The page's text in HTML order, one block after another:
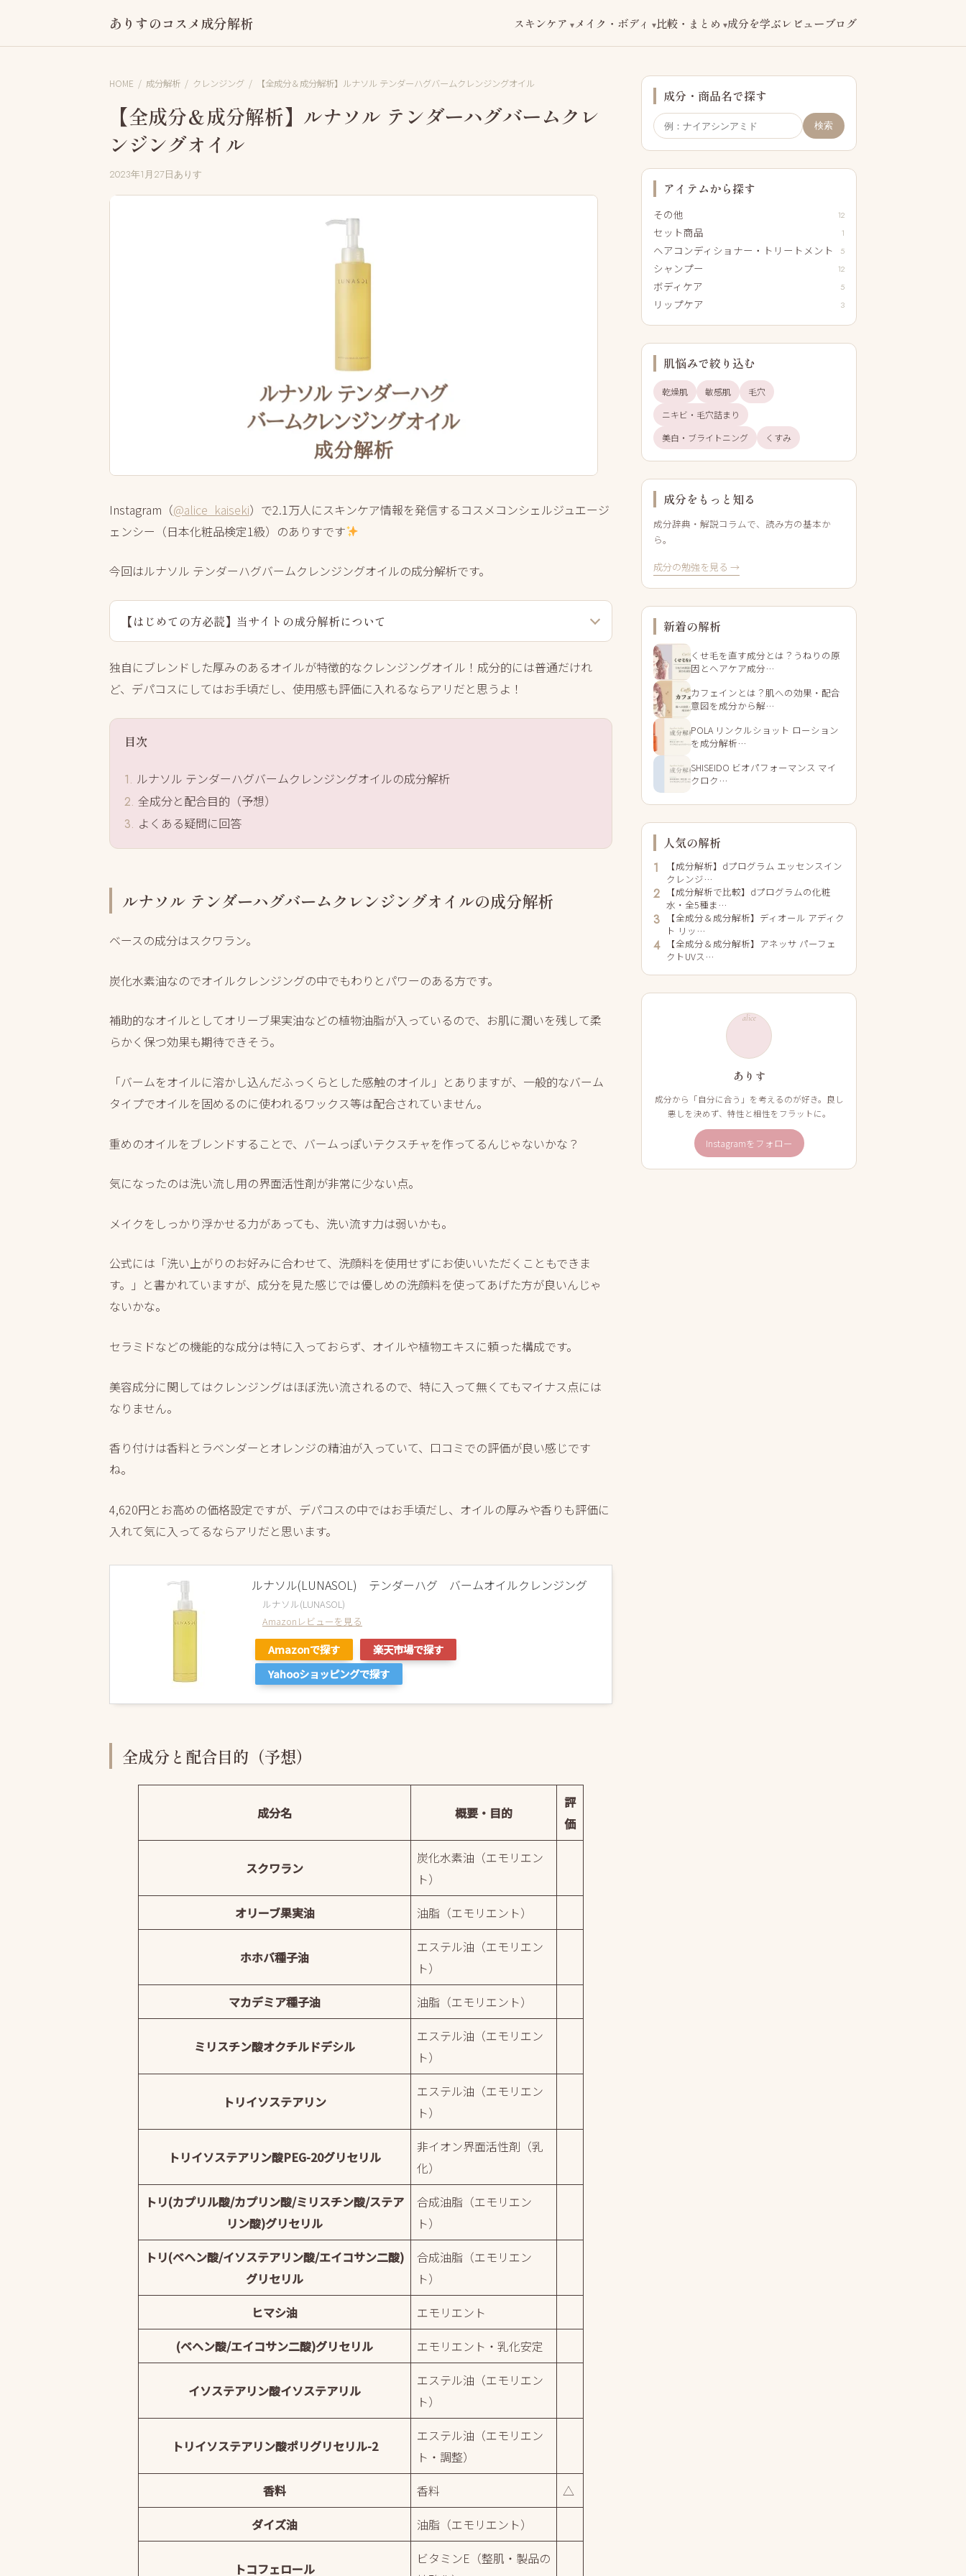
ありすのコスメ成分解析 スキンケア メイク・ボディ 比較・まとめ 成分を学ぶレビューブログ
HOME / 成分解析 / クレンジング / 【全成分＆成分解析】ルナソル テンダーハグバームクレンジングオイル
【全成分＆成分解析】ルナソル テンダーハグバームクレ
ンジングオイル
2023年1月27日ありす
Instagram（@alice_kaiseki）で2.1万人にスキンケア情報を発信するコスメコンシェルジュエージ
ェンシー（日本化粧品検定1級）のありすです
今回はルナソル テンダーハグバームクレンジングオイルの成分解析です。
【はじめての方必読】当サイトの成分解析について
独自にブレンドした厚みのあるオイルが特徴的なクレンジングオイル！成分的には普通だけれ
ど、デパコスにしてはお手頃だし、使用感も評価に入れるならアリだと思うよ！
目次
ルナソル テンダーハグバームクレンジングオイルの成分解析
全成分と配合目的（予想）
よくある疑問に回答
ルナソル テンダーハグバームクレンジングオイルの成分解析
ベースの成分はスクワラン。
炭化水素油なのでオイルクレンジングの中でもわりとパワーのある方です。
補助的なオイルとしてオリーブ果実油などの植物油脂が入っているので、お肌に潤いを残して柔
らかく保つ効果も期待できそう。
「バームをオイルに溶かし込んだふっくらとした感触のオイル」とありますが、一般的なバーム
タイプでオイルを固めるのに使われるワックス等は配合されていません。
重めのオイルをブレンドすることで、バームっぽいテクスチャを作ってるんじゃないかな？
気になったのは洗い流し用の界面活性剤が非常に少ない点。
メイクをしっかり浮かせる力があっても、洗い流す力は弱いかも。
公式には「洗い上がりのお好みに合わせて、洗顔料を使用せずにお使いいただくこともできま
す。」と書かれていますが、成分を見た感じでは優しめの洗顔料を使ってあげた方が良いんじゃ
ないかな。
セラミドなどの機能的な成分は特に入っておらず、オイルや植物エキスに頼った構成です。
美容成分に関してはクレンジングはほぼ洗い流されるので、特に入って無くてもマイナス点には
なりません。
香り付けは香料とラベンダーとオレンジの精油が入っていて、口コミでの評価が良い感じです
ね。
4,620円とお高めの価格設定ですが、デパコスの中ではお手頃だし、オイルの厚みや香りも評価に
入れて気に入ってるならアリだと思います。
ルナソル(LUNASOL) テンダーハグ バームオイルクレンジング
ルナソル(LUNASOL)
Amazonレビューを見る
Amazonで探す
楽天市場で探す
Yahooショッピングで探す
全成分と配合目的（予想）
成分名 概要・目的
評
価
スクワラン
炭化水素油（エモリエン
ト）
オリーブ果実油
油脂（エモリエント）
ホホバ種子油
エステル油（エモリエン
ト）
マカデミア種子油
油脂（エモリエント）
ミリスチン酸オクチルドデシル
エステル油（エモリエン
ト）
トリイソステアリン
エステル油（エモリエン
ト）
トリイソステアリン酸PEG-20グリセリル
非イオン界面活性剤（乳
化）
トリ(カプリル酸/カプリン酸/ミリスチン酸/ステア
リン酸)グリセリル
合成油脂（エモリエン
ト）
トリ(ベヘン酸/イソステアリン酸/エイコサン二酸)
グリセリル
合成油脂（エモリエン
ト）
ヒマシ油
エモリエント
(ベヘン酸/エイコサン二酸)グリセリル
エモリエント・乳化安定
イソステアリン酸イソステアリル
エステル油（エモリエン
ト）
トリイソステアリン酸ポリグリセリル-2
エステル油（エモリエン
ト・調整）
香料
香料
△
ダイズ油
油脂（エモリエント）
トコフェロール
ビタミンE（整肌・製品の
成分・商品名で探す
検索
アイテムから探す
その他 12
セット商品 1
ヘアコンディショナー・トリートメント 5
シャンプー 12
ボディケア 5
リップケア 3
肌悩みで絞り込む
乾燥肌 敏感肌
毛穴
ニキビ・毛穴詰まり
美白・ブライトニング
くすみ
成分をもっと知る
成分辞典・解説コラムで、読み方の基本か
ら。
成分の勉強を見る →
新着の解析
くせ毛を直す成分とは？うねりの原
因とヘアケア成分…
カフェインとは？肌への効果・配合
意図を成分から解…
POLA リンクルショット ローション
を成分解析…
SHISEIDO ビオパフォーマンス マイ
クロク…
人気の解析
1
【成分解析】dプログラム エッセンスイン
クレンジ…
2
【成分解析で比較】dプログラムの化粧
水・全5種ま…
3
【全成分＆成分解析】ディオール アディク
ト リッ…
4
【全成分＆成分解析】アネッサ パーフェ
クトUVス…
alice
ありす
成分から「自分に合う」を考えるのが好き。良し
悪しを決めず、特性と相性をフラットに。
Instagramをフォロー